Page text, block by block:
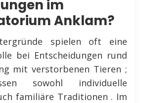
im
Anklam?
spielen oft eine
bei Entscheidungen rund
mit verstorbenen Tieren ;
sowohl individuelle
familiäre Traditionen . Im